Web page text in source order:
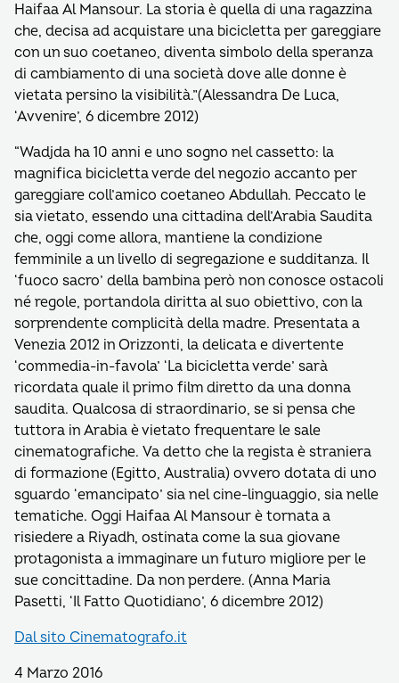
Haifaa Al Mansour. La storia è quella di una ragazzina
che, decisa ad acquistare una bicicletta per gareggiare
con un suo coetaneo, diventa simbolo della speranza
di cambiamento di una società dove alle donne è
vietata persino la visibilità.”(Alessandra De Luca,
‘Avvenire’, 6 dicembre 2012)
“Wadjda ha 10 anni e uno sogno nel cassetto: la
magnifica bicicletta verde del negozio accanto per
gareggiare coll’amico coetaneo Abdullah. Peccato le
sia vietato, essendo una cittadina dell’Arabia Saudita
che, oggi come allora, mantiene la condizione
femminile a un livello di segregazione e sudditanza. Il
‘fuoco sacro’ della bambina però non conosce ostacoli
né regole, portandola diritta al suo obiettivo, con la
sorprendente complicità della madre. Presentata a
Venezia 2012 in Orizzonti, la delicata e divertente
‘commedia-in-favola’ ‘La bicicletta verde’ sarà
ricordata quale il primo film diretto da una donna
saudita. Qualcosa di straordinario, se si pensa che
tuttora in Arabia è vietato frequentare le sale
cinematografiche. Va detto che la regista è straniera
di formazione (Egitto, Australia) ovvero dotata di uno
sguardo ‘emancipato’ sia nel cine-linguaggio, sia nelle
tematiche. Oggi Haifaa Al Mansour è tornata a
risiedere a Riyadh, ostinata come la sua giovane
protagonista a immaginare un futuro migliore per le
sue concittadine. Da non perdere. (Anna Maria
Pasetti, ‘Il Fatto Quotidiano’, 6 dicembre 2012)
Dal sito Cinematografo.it
4 Marzo 2016